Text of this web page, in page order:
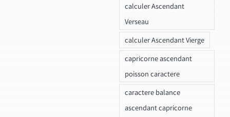
calculer Ascendant
Verseau
calculer Ascendant Vierge
capricorne ascendant
poisson caractere
caractere balance
ascendant capricorne